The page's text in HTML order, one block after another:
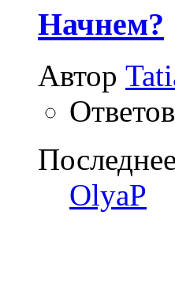
Начнем?
Автор
Ответов
OlyaP